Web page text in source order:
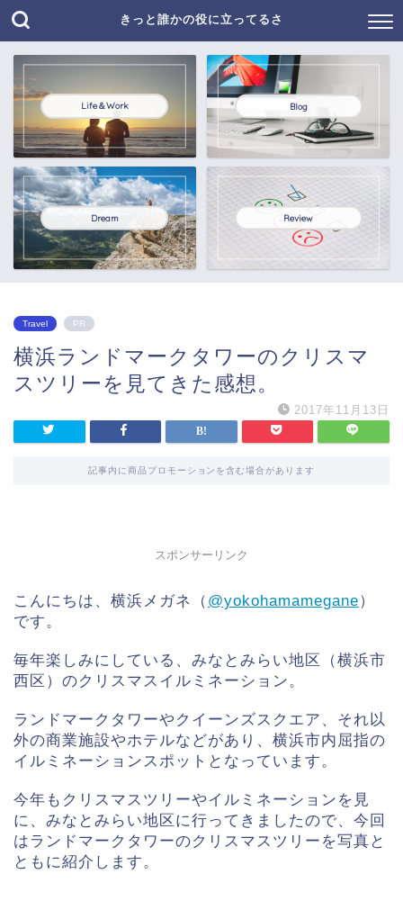
きっと誰かの役に立ってるさ
Life＆Work Blog
Dream Review
Travel PR
横浜ランドマークタワーのクリスマ
スツリーを見てきた感想。
2017年11月13日
記事内に商品プロモーションを含む場合があります
スポンサーリンク
こんにちは、横浜メガネ（ @yokohamamegane）
です。
毎年楽しみにしている、みなとみらい地区（横浜市
西区）のクリスマスイルミネーション。
ランドマークタワーやクイーンズスクエア、それ以
外の商業施設やホテルなどがあり、横浜市内屈指の
イルミネーションスポットとなっています。
今年もクリスマスツリーやイルミネーションを見
に、みなとみらい地区に行ってきましたので、今回
はランドマークタワーのクリスマスツリーを写真と
ともに紹介します。